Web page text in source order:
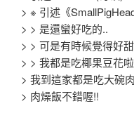
> ※ 引述《
> > 是還蠻好吃的..
> > 可是有時候覺得好
> > 我都是吃椰果豆花
> 我到這家都是吃大碗
> 肉燥飯不錯喔!!